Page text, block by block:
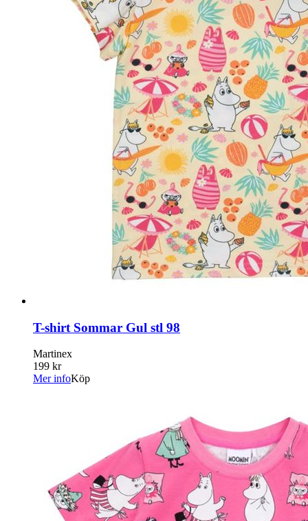
T-shirt Sommar Gul stl 98
Martinex
199 kr
Mer infoKöp